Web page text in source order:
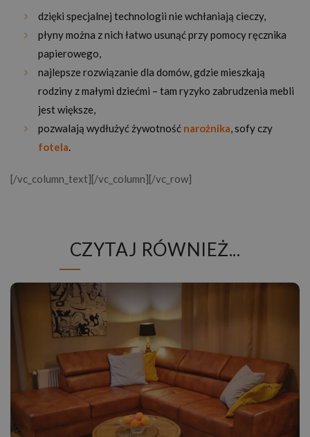
dzięki specjalnej technologii nie wchłaniają cieczy,
płyny można z nich łatwo usunąć przy pomocy ręcznika
papierowego,
najlepsze rozwiązanie dla domów, gdzie mieszkają
rodziny z małymi dziećmi – tam ryzyko zabrudzenia mebli
jest większe,
pozwalają wydłużyć żywotność narożnika,sofyczy
fotela.
[/vc_column_text][/vc_column][/vc_row]
CZYTAJ RÓWNIEŻ...